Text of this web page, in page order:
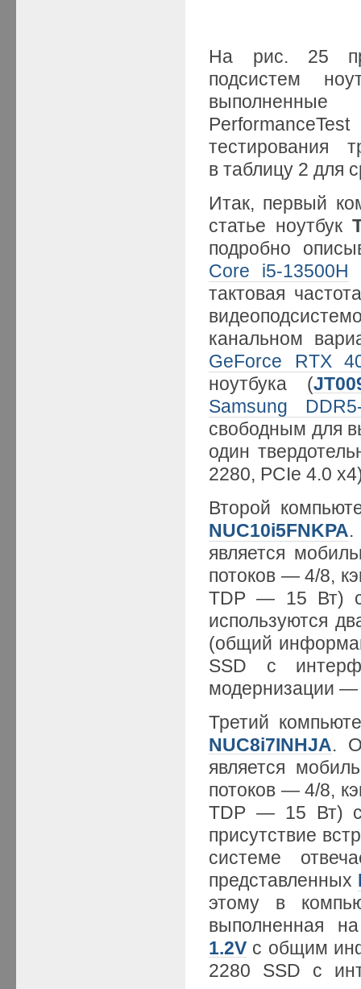
На рис. 25
подсистем
тестирования
в таблицу 2 для
Итак, первый
статье ноутбук
подробно
Core i5-13500H
тактовая
канальном
GeForce RTX
ноутбука (
Samsung
свободным для
один
2280, PCIe 4.0
Второй
NUC10i5FNKPA.
является
потоков — 4/8,
TDP — 15 Вт)
используются
(общий
SSD с
модернизации
Третий
NUC8i7INHJA.
является
потоков — 4/8,
TDP — 15 Вт) с
присутствие
системе
представленных
этому в
выполненная
1.2V с общим
2280 SSD с